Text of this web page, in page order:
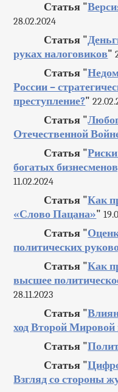
Статья "
28.02.2024
Статья "
руках налоговиков"
Статья "
России –
преступление?"
Статья "
Отечественной
Статья "
богатых
11.02.2024
Статья "Как
«Слово Пацана»"
Статья "
политических
Статья "Как
высшее
28.11.2023
Статья "
ход Второй
Статья "
Статья "
Взгляд со стороны